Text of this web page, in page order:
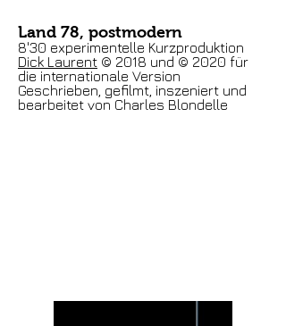
Land 78, postmodern
8'30 experimentelle Kurzproduktion
Dick Laurent © 2018 und © 2020 für
die internationale Version
Geschrieben, gefilmt, inszeniert und
bearbeitet von Charles Blondelle